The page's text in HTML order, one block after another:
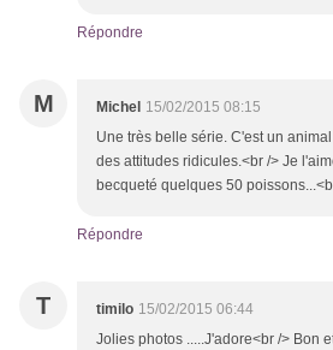
Répondre
M Michel 15/02/2015 08:15
Une très belle série. C'est un
des attitudes ridicules.<br /> Je
becqueté quelques 50
Répondre
T timilo 15/02/2015 06:44
Jolies photos .....J'adore<br /> Bon